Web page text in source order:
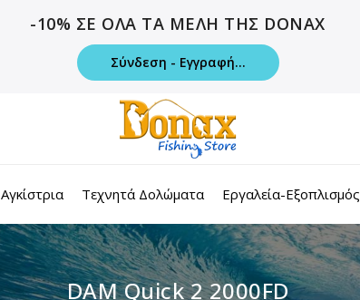
-10% ΣΕ ΟΛΑ ΤΑ ΜΕΛΗ ΤΗΣ DONAX
Σύνδεση - Εγγραφή...
Αγκίστρια Τεχνητά Δολώματα Εργαλεία-Εξοπλισμός
DAM Quick 2 2000FD